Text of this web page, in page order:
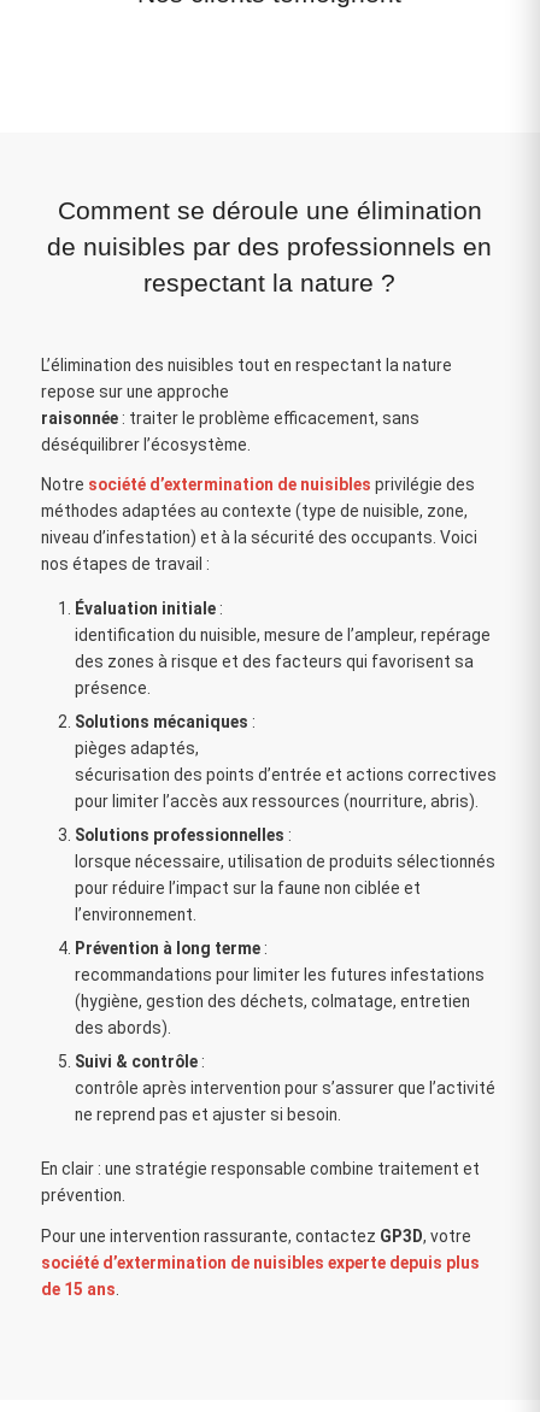
Comment se déroule une élimination
de nuisibles par des professionnels en
respectant la nature ?
L’élimination des nuisibles tout en respectant la nature
repose sur une approche
raisonnée: traiter le problème efficacement, sans
déséquilibrer l’écosystème.
Notre société d’extermination de nuisibles privilégie des
méthodes adaptées au contexte (type de nuisible, zone,
niveau d’infestation) et à la sécurité des occupants. Voici
nos étapes de travail :
Évaluation initiale :
identification du nuisible, mesure de l’ampleur, repérage
des zones à risque et des facteurs qui favorisent sa
présence.
Solutions mécaniques :
pièges adaptés,
sécurisation des points d’entrée et actions correctives
pour limiter l’accès aux ressources (nourriture, abris).
Solutions professionnelles :
lorsque nécessaire, utilisation de produits sélectionnés
pour réduire l’impact sur la faune non ciblée et
l’environnement.
Prévention à long terme :
recommandations pour limiter les futures infestations
(hygiène, gestion des déchets, colmatage, entretien
des abords).
Suivi & contrôle :
contrôle après intervention pour s’assurer que l’activité
ne reprend pas et ajuster si besoin.
En clair : une stratégie responsable combine traitement et
prévention.
Pour une intervention rassurante, contactez GP3D, votre
société d’extermination de nuisibles experte depuis plus
de 15 ans